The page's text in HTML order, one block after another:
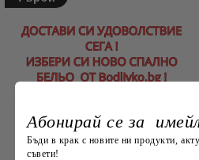
Абонирай се за
Бъди в крак с новите ни продукти,
съвети!